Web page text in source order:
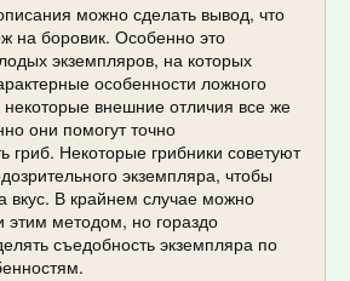
можно сделать вывод, что
на боровик. Особенно это
экземпляров, на которых
особенности ложного
внешние отличия все же
они помогут точно
гриб. Некоторые грибники советуют
экземпляра, чтобы
вкус. В крайнем случае можно
этим методом, но гораздо
съедобность экземпляра по